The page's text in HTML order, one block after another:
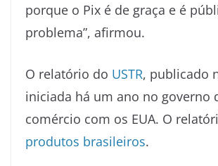
porque o Pix é de graça e é
problema”, afirmou.
O relatório do USTR, publicado
iniciada há um ano no governo
comércio com os EUA. O
produtos brasileiros.